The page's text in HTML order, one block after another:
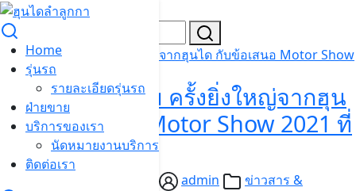
Skip
to
content
Home
รุ่นรถ
รายละเอียดรุ่นรถ
ฝ่ายขาย
บริการของเรา
นัดหมายงานบริการ
ติดต่อเรา
Search
for:อลังการความคุ้ม ครั้งยิ่งใหญ่จากฮุนได กับข้อเสนอ Motor Show
2021 ที่คุณพลาดไม่ได้
อลังการความคุ้ม ครั้งยิ่งใหญ่จากฮุน
ได กับข้อเสนอ Motor Show 2021 ที่
คุณพลาดไม่ได้
admin
ข่าวสาร &